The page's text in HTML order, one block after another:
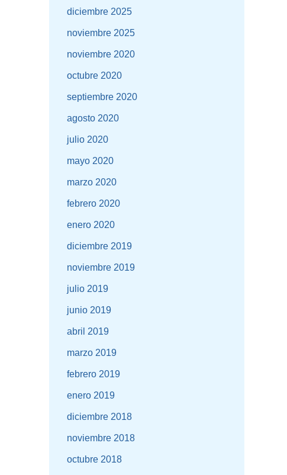
diciembre 2025
noviembre 2025
noviembre 2020
octubre 2020
septiembre 2020
agosto 2020
julio 2020
mayo 2020
marzo 2020
febrero 2020
enero 2020
diciembre 2019
noviembre 2019
julio 2019
junio 2019
abril 2019
marzo 2019
febrero 2019
enero 2019
diciembre 2018
noviembre 2018
octubre 2018